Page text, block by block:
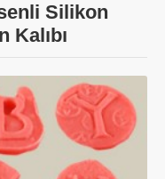
Silikon
Kalıbı